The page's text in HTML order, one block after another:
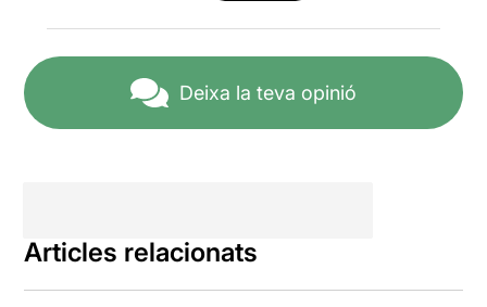
Deixa la teva opinió
Articles relacionats